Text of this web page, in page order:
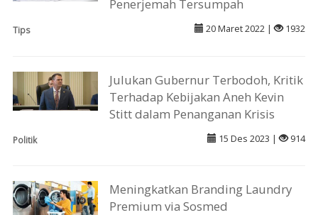
Penerjemah Tersumpah
Tips 20 Maret 2022 | 1932
Julukan Gubernur Terbodoh, Kritik
Terhadap Kebijakan Aneh Kevin
Stitt dalam Penanganan Krisis
Politik 15 Des 2023 | 914
Meningkatkan Branding Laundry
Premium via Sosmed